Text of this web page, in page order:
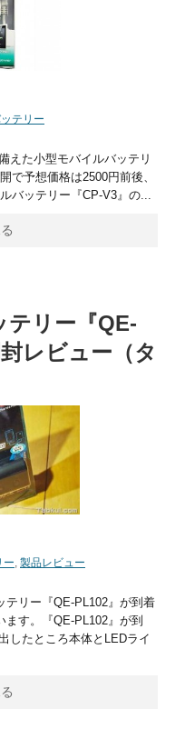
テリー
えた小型モバイルバッテリ
で予想価格は2500円前後、
バッテリー『CP-V3』の...
テリー『QE-
レビュー（タ
ー, 製品レビュー
リー『QE-PL102』が到着
す。『QE-PL102』が到
たところ本体とLEDライ